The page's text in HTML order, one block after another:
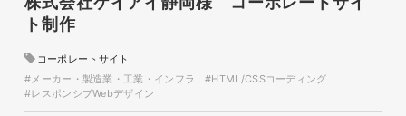
ECサイト
印刷物
#アパレル・ファッション
#吹き出しPOP
ト制作
コーポレートサイト
#メーカー・製造業・工業・インフラ
#HTML/CSSコーディング
#レスポンシブWebデザイン